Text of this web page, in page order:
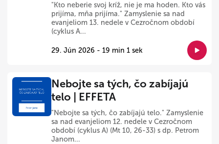
"Kto neberie svoj kríž, nie je ma hoden. Kto vás
prijíma, mňa prijíma." Zamyslenie sa nad
evanjeliom 13. nedele v Cezročnom období
(cyklus A...
29. Jún 2026 - 19 min 1 sek
Nebojte sa tých, čo zabíjajú
telo | EFFETA
"Nebojte sa tých, čo zabíjajú telo." Zamyslenie
sa nad evanjeliom 12. nedele v Cezročnom
období (cyklus A) (Mt 10, 26-33) s dp. Petrom
Janom...